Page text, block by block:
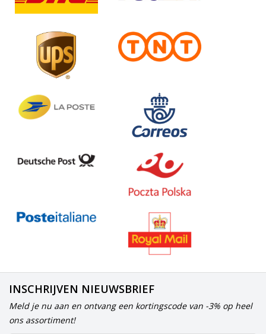
INSCHRIJVEN NIEUWSBRIEF
Meld je nu aan en ontvang een kortingscode van -3% op heel
ons assortiment!